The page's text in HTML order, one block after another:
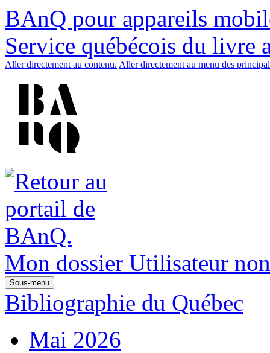
BAnQ pour appareils
Service québécois du livre
Aller directement au contenu. Aller directement au menu des
Mon dossier Utilisateur
Sous-menu
Bibliographie du Québec
Mai 2026